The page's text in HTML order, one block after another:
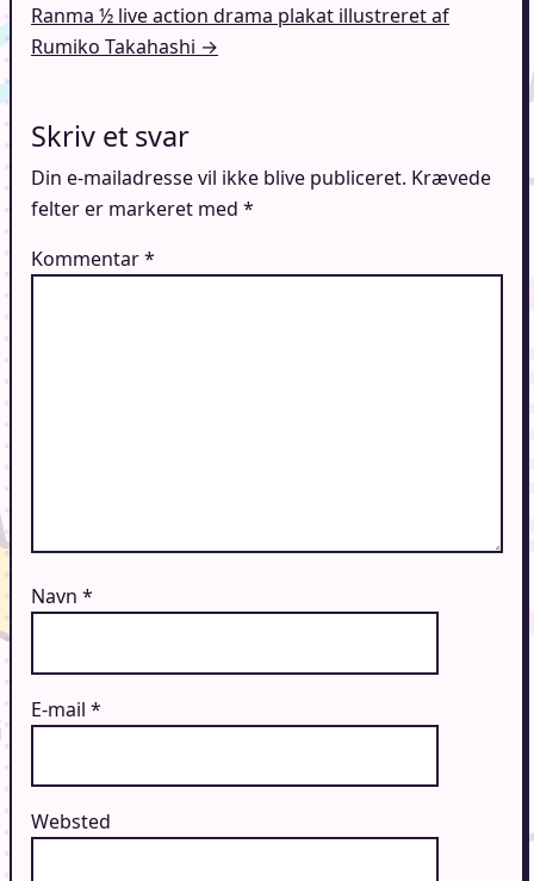
Ranma ½ live action drama plakat illustreret af
Rumiko Takahashi →
Skriv et svar
Din e-mailadresse vil ikke blive publiceret. Krævede
felter er markeret med *
Kommentar*
Navn *
E-mail *
Websted